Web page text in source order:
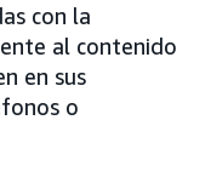
con la
al contenido
en sus
o